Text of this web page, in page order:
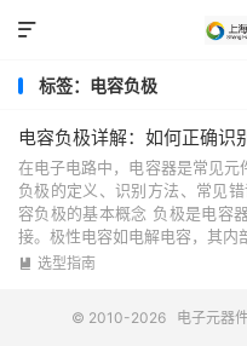

标签：电容负极
电容负极详解：如何正确识
在电子电路中，电容器是常见
负极的定义、识别方法、常见
容负极的基本概念 负极是电容
接。极性电容如电解电容，其内
 选型指南
© 2010-2026 电子元器